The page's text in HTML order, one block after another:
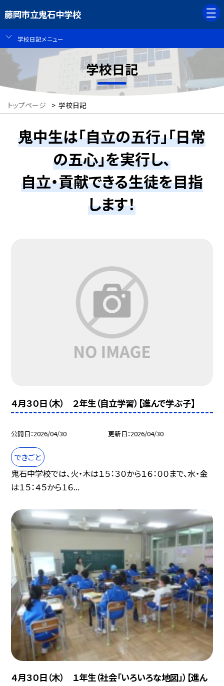
藤岡市立鬼石中学校
学校日記メニュー
学校日記
トップページ > 学校日記
鬼中生は「自立の五行」「日常
の五心」を実行し、
自立・貢献できる生徒を目指
します！
４月３０日（木） ２年生（自立学習）【進んで学ぶ子】
公開日 2026/04/30 更新日 2026/04/30
できごと
鬼石中学校では、火・木は１５：３０から１６：００まで、水・金
は１５：４５から１６...
４月３０日（木） １年生（社会「いろいろな地図」）【進ん